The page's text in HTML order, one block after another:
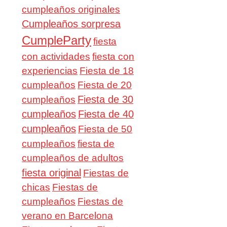
cumpleaños originales
Cumpleaños sorpresa
CumplePartyfiesta
con actividades fiesta con
experiencias Fiesta de 18
cumpleaños Fiesta de 20
cumpleaños Fiesta de 30
cumpleaños Fiesta de 40
cumpleaños Fiesta de 50
cumpleaños fiesta de
cumpleaños de adultos
fiesta original Fiestas de
chicas Fiestas de
cumpleaños Fiestas de
verano en Barcelona